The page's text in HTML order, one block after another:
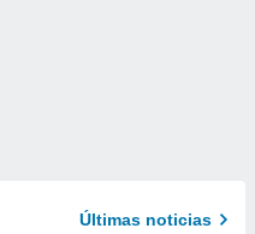
Últimas noticias